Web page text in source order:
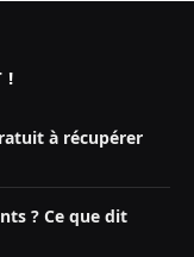
!
à récupérer
? Ce que dit